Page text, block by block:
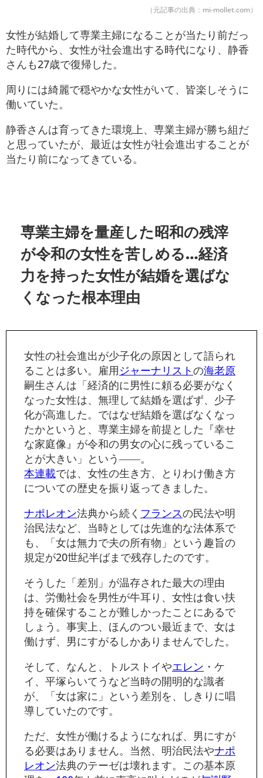
（元記事の出典：mi-mollet.com）
女性が結婚して専業主婦になることが当たり前だっ
た時代から、女性が社会進出する時代になり、静香
さんも27歳で復帰した。
周りには綺麗で穏やかな女性がいて、皆楽しそうに
働いていた。
静香さんは育ってきた環境上、専業主婦が勝ち組だ
と思っていたが、最近は女性が社会進出することが
当たり前になってきている。
専業主婦を量産した昭和の残滓
が令和の女性を苦しめる…経済
力を持った女性が結婚を選ばな
くなった根本理由
女性の社会進出が少子化の原因として語られ
ることは多い。雇用ジャーナリストの海老原
嗣生さんは「経済的に男性に頼る必要がなく
なった女性は、無理して結婚を選ばず、少子
化が高進した。ではなぜ結婚を選ばなくなっ
たかというと、専業主婦を前提とした『幸せ
な家庭像』が令和の男女の心に残っているこ
とが大きい」という――。
本連載では、女性の生き方、とりわけ働き方
についての歴史を振り返ってきました。
ナポレオン法典から続く フランスの民法や明
治民法など、当時としては先進的な法体系で
も、「女は無力で夫の所有物」という趣旨の
規定が20世紀半ばまで残存したのです。
そうした「差別」が温存された最大の理由
は、労働社会を男性が牛耳り、女性は食い扶
持を確保することが難しかったことにあるで
しょう。事実上、ほんのつい最近まで、女は
働けず、男にすがるしかありませんでした。
そして、なんと、トルストイやエレン ・ケ
イ、平塚らいてうなど当時の開明的な識者
が、「女は家に」という差別を、しきりに唱
導していたのです。
ただ、女性が働けるようになれば、男にすが
る必要はありません。当然、明治民法やナポ
レオン法典のテーゼは壊れます。この基本原